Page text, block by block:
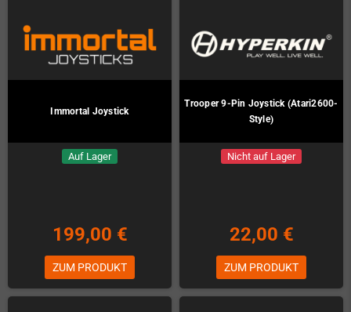
Immortal Joystick
Auf Lager
199,00 €
ZUM PRODUKT
Trooper 9-Pin Joystick (Atari2600-
Style)
Nicht auf Lager
22,00 €
ZUM PRODUKT